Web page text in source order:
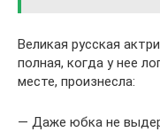
Великая русская
полная, когда у нее
месте, произнесла:
— Даже юбка не